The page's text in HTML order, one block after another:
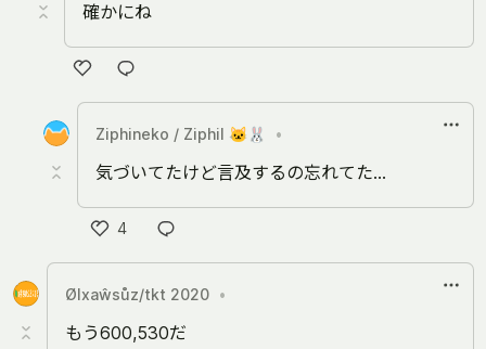
確かにね
い
Ziphineko / Ziphil 🐱🐰 •
気づいてたけど言及するの忘れてた…
4
い
ね
Ølxaŵsůz/tkt 2020 •
もう600,530だ